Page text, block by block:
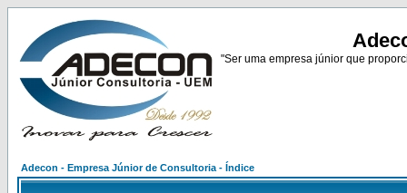
"Ser uma empresa júnior que
Adecon - Empresa Júnior de Consultoria - Índice